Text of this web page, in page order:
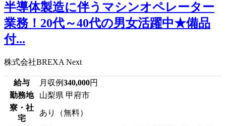
半導体製造に伴うマシンオペレーター
業務！20代～40代の男女活躍中★備品
付...
株式会社BREXA Next
給与 月収例340,000円
勤務地
山梨県 甲府市
寮・社
宅
あり（無料）